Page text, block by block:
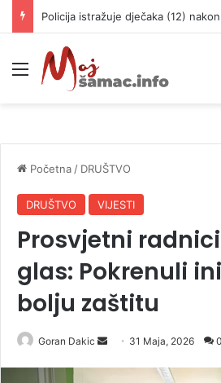
Policija istražuje dječaka (12)
Meni
Početna / DRUŠTVO
DRUŠTVO VIJESTI
Prosvjetni
glas: Pokrenuli
bolju zaštitu
Goran Dakic 31 Maja, 2026 0